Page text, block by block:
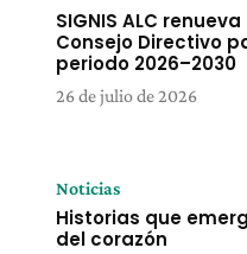
SIGNIS ALC renueva
Consejo Directivo
periodo 2026–2030
26 de julio de 2026
Noticias
Historias que
del corazón